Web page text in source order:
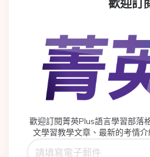
歡迎訂
歡迎訂閱菁英Plus語言學習部落
文學習教學文章、最新的考情介